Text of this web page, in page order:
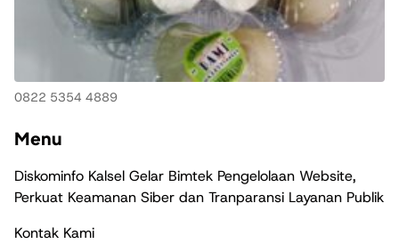
0822 5354 4889
Menu
Diskominfo Kalsel Gelar Bimtek Pengelolaan Website,
Perkuat Keamanan Siber dan Tranparansi Layanan Publik
Kontak Kami